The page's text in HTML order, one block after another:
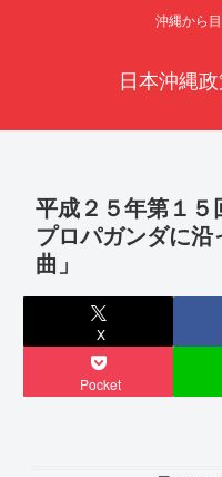
沖縄から
日本沖縄
平成２５年第１
プロパガンダに
曲」
X
Pocket